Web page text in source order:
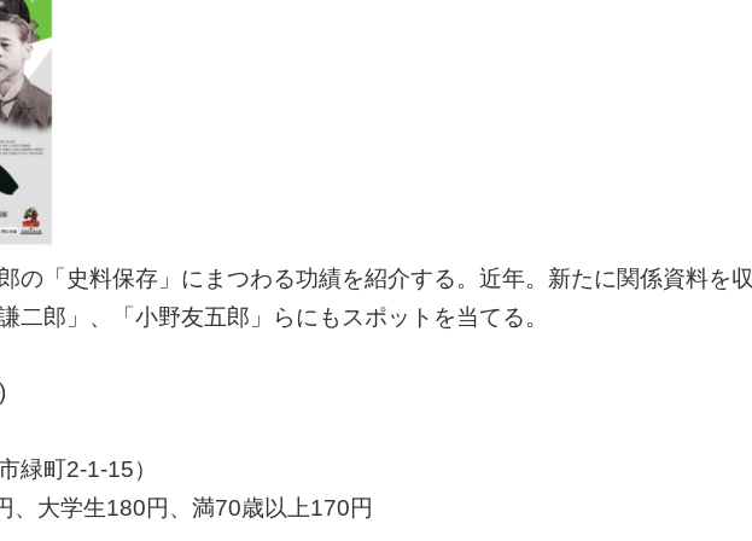
の「史料保存」にまつわる功績を紹介する。近年。新たに関係資料を
二郎」、「小野友五郎」らにもスポットを当てる。
緑町2-1-15）
、大学生180円、満70歳以上170円